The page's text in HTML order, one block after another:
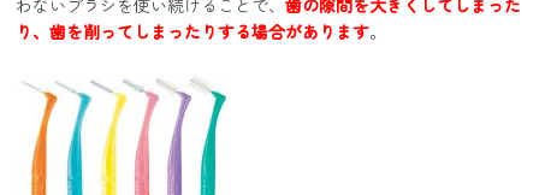
り、歯を削ってしまったりする場合があります。